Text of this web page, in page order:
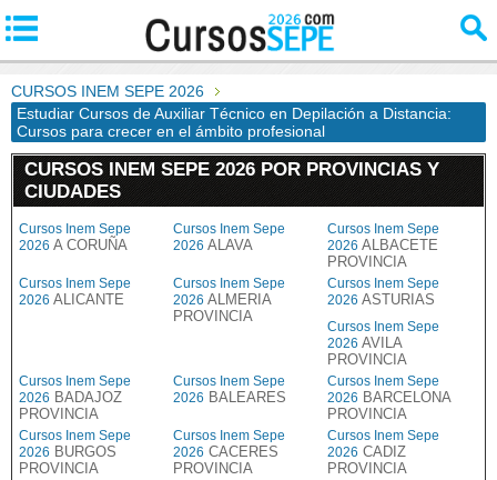
CURSOS INEM SEPE 2026
Estudiar Cursos de Auxiliar Técnico en Depilación a Distancia:
Cursos para crecer en el ámbito profesional
CURSOS INEM SEPE 2026 POR PROVINCIAS Y
CIUDADES
Cursos Inem Sepe
2026 A CORUÑA
Cursos Inem Sepe
2026 ALAVA
Cursos Inem Sepe
2026 ALBACETE
PROVINCIA
Cursos Inem Sepe
2026 ALICANTE
Cursos Inem Sepe
2026 ALMERIA
PROVINCIA
Cursos Inem Sepe
2026 ASTURIAS
Cursos Inem Sepe
2026 AVILA
PROVINCIA
Cursos Inem Sepe
2026 BADAJOZ
PROVINCIA
Cursos Inem Sepe
2026 BALEARES
Cursos Inem Sepe
2026 BARCELONA
PROVINCIA
Cursos Inem Sepe
2026 BURGOS
PROVINCIA
Cursos Inem Sepe
2026 CACERES
PROVINCIA
Cursos Inem Sepe
2026 CADIZ
PROVINCIA